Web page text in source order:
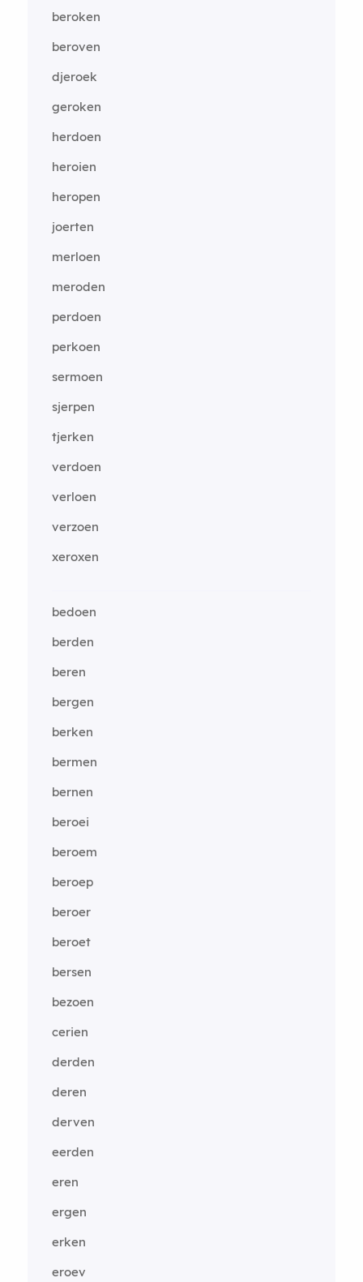
beroken
beroven
djeroek
geroken
herdoen
heroien
heropen
joerten
merloen
meroden
perdoen
perkoen
sermoen
sjerpen
tjerken
verdoen
verloen
verzoen
xeroxen
bedoen
berden
beren
bergen
berken
bermen
bernen
beroei
beroem
beroep
beroer
beroet
bersen
bezoen
cerien
derden
deren
derven
eerden
eren
ergen
erken
eroev